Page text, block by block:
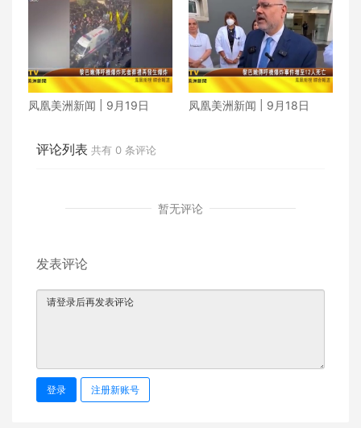
凤凰美洲新闻 | 9月19日 凤凰美洲新闻 | 9月18日
评论列表 共有 0 条评论
暂无评论
发表评论
登录 注册新账号